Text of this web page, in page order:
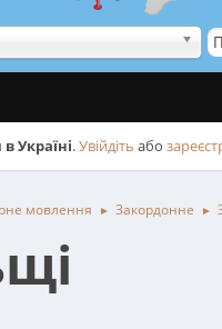
Україні.Увійдіть або
мовлення ► Закордонне ►